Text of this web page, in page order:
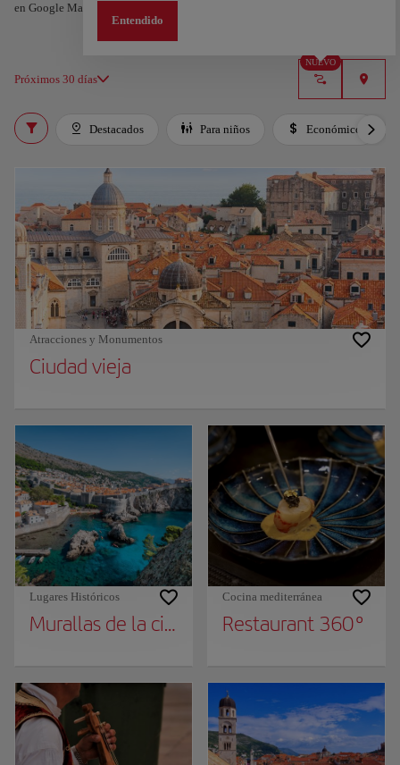
en Google Maps.
Próximos 30 días
NUEVO
Entendido
Destacados Para niños Económico
Atracciones y Monumentos
Ciudad vieja
Lugares Históricos
Murallas de la ciudad
Cocina mediterránea
Restaurant 360°